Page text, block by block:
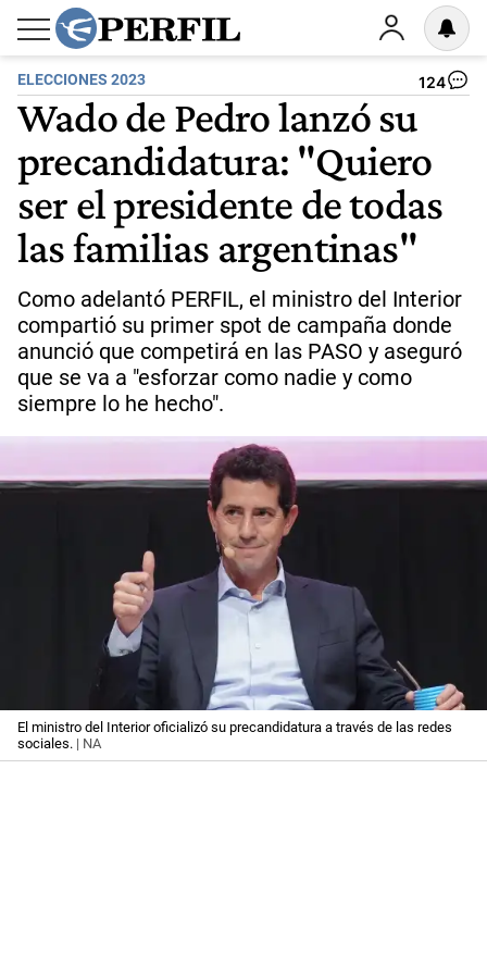
ELECCIONES 2023 124
Wado de Pedro lanzó su
precandidatura: "Quiero
ser el presidente de todas
las familias argentinas"
Como adelantó PERFIL, el ministro del Interior
compartió su primer spot de campaña donde
anunció que competirá en las PASO y aseguró
que se va a "esforzar como nadie y como
siempre lo he hecho".
El ministro del Interior oficializó su precandidatura a través de las redes
sociales. | NA